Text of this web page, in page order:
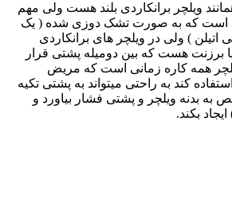
ویلچر برانکاردی بلند هست ولی مهم
است که به صورت تشک دوزی شده ( یک
اتیلن ) ولی در ویلچر های برانکاردی
برزنت هست که بین دومیله پشتی قرار
همه کاره زمانی است که مریض
کند به راحتی میتواند به پشتی تکیه
به بدنه ویلچر و پشتی فشار بیاورد و
بکند.